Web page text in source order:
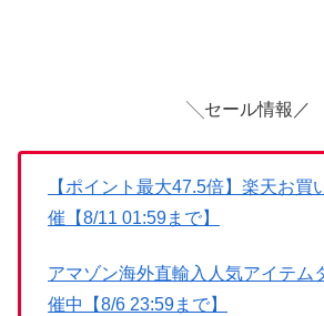
╲セール情報／
【ポイント最大47.5倍】楽天お買
催【8/11 01:59まで】
アマゾン海外直輸入人気アイテム
催中【8/6 23:59まで】